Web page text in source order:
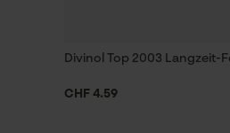
Divinol Top 2003 Langzeit-
CHF 4.59